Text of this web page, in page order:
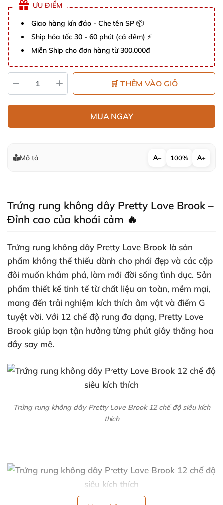
ƯU ĐIỂM
Giao hàng kín đáo - Che tên SP 📦
Ship hỏa tốc 30 - 60 phút (cả đêm) ⚡
Miễn Ship cho đơn hàng từ 300.000đ
🛒 THÊM VÀO GIỎ
MUA NGAY
Mô tả − 100% +
Trứng rung không dây Pretty Love Brook –
Đỉnh cao của khoái cảm 🔥
Trứng rung không dây Pretty Love Brook là sản
phẩm không thể thiếu dành cho phái đẹp và các cặp
đôi muốn khám phá, làm mới đời sống tình dục. Sản
phẩm thiết kế tinh tế từ chất liệu an toàn, mềm mại,
mang đến trải nghiệm kích thích âm vật và điểm G
tuyệt vời. Với 12 chế độ rung đa dạng, Pretty Love
Brook giúp bạn tận hưởng từng phút giây thăng hoa
đầy say mê.
Trứng rung không dây Pretty Love Brook 12 chế độ siêu kích
thích